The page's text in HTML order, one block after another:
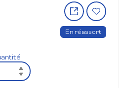
Partager
le
produit
à
la
En réassort